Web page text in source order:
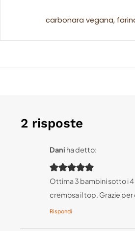
carbonara vegana,
2 risposte
Dani ha detto:
Ottima 3 bambini sotto i 4
cremosa il top. Grazie
Rispondi